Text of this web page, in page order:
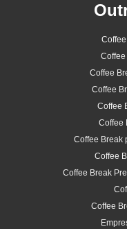
Coffee
Coffee
Coffee
Coffee
Coffee Break
Coffee
Coffee Break
Coffee